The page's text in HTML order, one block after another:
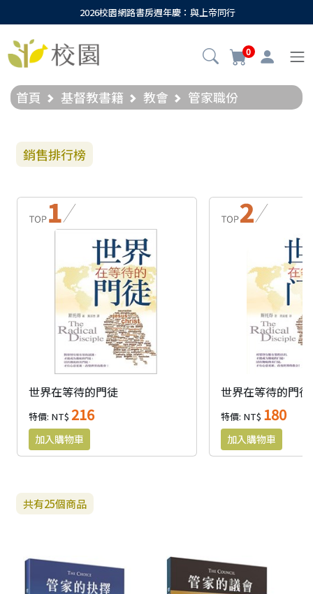
2026校園網路書房週年慶：與上帝同行
0
首頁 基督教書籍 教會 管家職份
銷售排行榜
世界在等待的門徒
特價: NT$216
世界在等待的門
特價: NT$ 180
共有25個商品